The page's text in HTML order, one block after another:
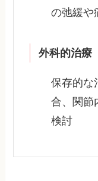
の弛緩や
外科的治療
保存的な
合、関節
検討